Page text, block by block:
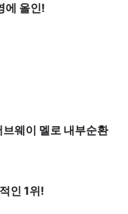
에 올인!
웨이 멜로 내부순환
인 1위!